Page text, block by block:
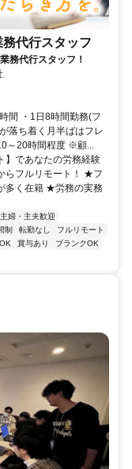
代行スタッフ
務代行スタッフ！
間 ・1日8時間勤務(フ
落ち着く月半ばはフレ
～20時間程度 ※顧...
】であなたの労務経験
らフルリモート！ ★フ
多く在籍 ★労務の実務
主婦・主夫歓迎
制 転勤なし
フルリモート
賞与あり
ブランクOK